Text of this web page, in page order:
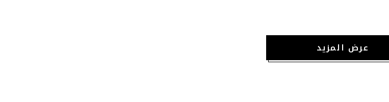
عرض المزيد